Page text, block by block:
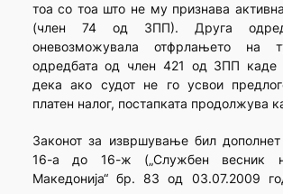
тоа со тоа што не му признава
(член 74 од ЗПП). Друга
оневозможувала отфрлањето на
одредбата од член 421 од ЗПП каде
дека ако судот не го усвои
платен налог, постапката продолжува
Законот за извршување бил
16-а до 16-ж („Службен весник
Македонија“ бр. 83 од 03.07.2009